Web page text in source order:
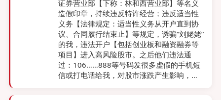
8万元，相关责任人被警告并罚款（银保监罚
决字〔2021〕2号）。 （二）超出股权投资
范围 《保险资金投资股权暂行办法》第十二
条：“保险资金直接投资股权，仅限于保险类
企业、非保险类金融企业和与保险业务相关
的养老、医疗、汽车服务等企业的股权。” 悦
海澜景公司为酒店管理公司，不属于上述任
何一类允许投资的行业。 （三）重大股权投
证券营业部【下称：林和西营业部】等名义
造假印章，持续违反特许经营；违反适当性
义务【法律规定：适当性义务从开户直到协
议、合同履行结束止】等规定，诱骗“刘姥姥”
的我，违法开户【包括创业板和融资融券等
项目】进入高风险股市。之后他们违法通
过：106……888等号码发很多虚假的手机短
信或打电话给我，对股市涨跌产生影响，包